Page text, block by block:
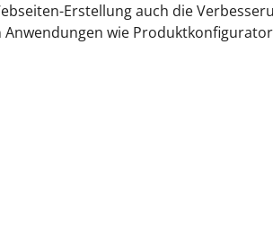
Erstellung auch die
wie